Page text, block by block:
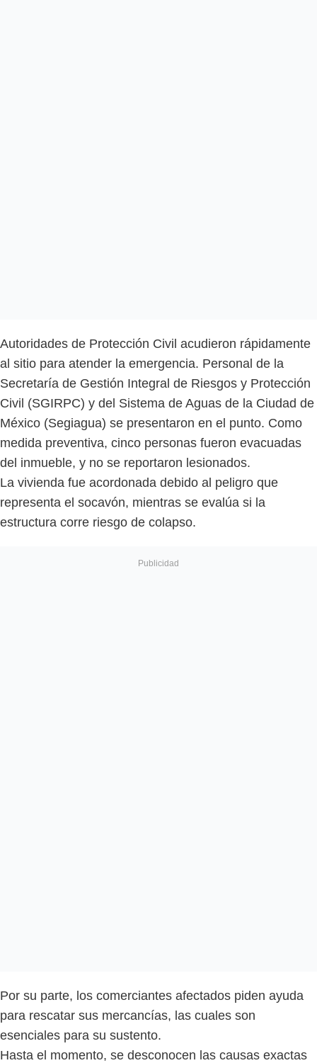
Autoridades de Protección Civil acudieron rápidamente
al sitio para atender la emergencia. Personal de la
Secretaría de Gestión Integral de Riesgos y Protección
Civil (SGIRPC) y del Sistema de Aguas de la Ciudad de
México (Segiagua) se presentaron en el punto. Como
medida preventiva, cinco personas fueron evacuadas
del inmueble, y no se reportaron lesionados.
La vivienda fue acordonada debido al peligro que
representa el socavón, mientras se evalúa si la
estructura corre riesgo de colapso.
Por su parte, los comerciantes afectados piden ayuda
para rescatar sus mercancías, las cuales son
esenciales para su sustento.
Hasta el momento, se desconocen las causas exactas